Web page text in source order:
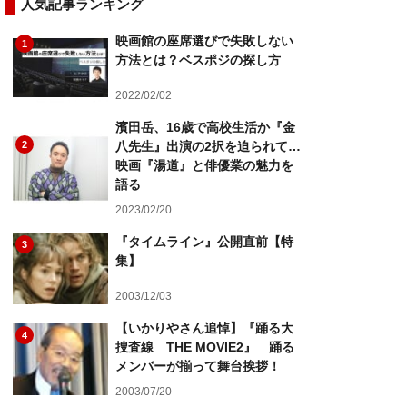
人気記事ランキング
1
映画館の座席選びで失敗しない
方法とは？ベスポジの探し方
2022/02/02
2
濱田岳、16歳で高校生活か『金
八先生』出演の2択を迫られて…
映画『湯道』と俳優業の魅力を
語る
2023/02/20
3
『タイムライン』公開直前【特
集】
2003/12/03
4
【いかりやさん追悼】『踊る大
捜査線 THE MOVIE2』 踊る
メンバーが揃って舞台挨拶！
2003/07/20